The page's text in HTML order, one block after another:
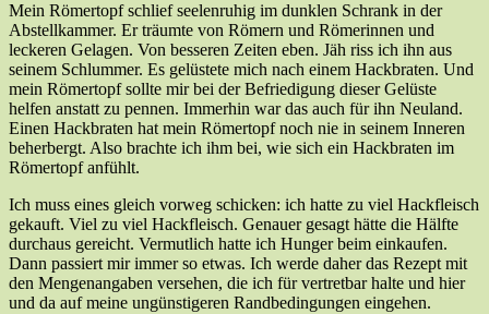
Mein Römertopf schlief seelenruhig im dunklen Schrank in der
Abstellkammer. Er träumte von Römern und Römerinnen und
leckeren Gelagen. Von besseren Zeiten eben. Jäh riss ich ihn aus
seinem Schlummer. Es gelüstete mich nach einem Hackbraten. Und
mein Römertopf sollte mir bei der Befriedigung dieser Gelüste
helfen anstatt zu pennen. Immerhin war das auch für ihn Neuland.
Einen Hackbraten hat mein Römertopf noch nie in seinem Inneren
beherbergt. Also brachte ich ihm bei, wie sich ein Hackbraten im
Römertopf anfühlt.
Ich muss eines gleich vorweg schicken: ich hatte zu viel Hackfleisch
gekauft. Viel zu viel Hackfleisch. Genauer gesagt hätte die Hälfte
durchaus gereicht. Vermutlich hatte ich Hunger beim einkaufen.
Dann passiert mir immer so etwas. Ich werde daher das Rezept mit
den Mengenangaben versehen, die ich für vertretbar halte und hier
und da auf meine ungünstigeren Randbedingungen eingehen.